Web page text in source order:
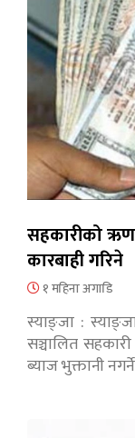
सहकारीको
कारबाही गरिने
१ महिना अगाडि
स्याङ्जा :
सञ्चालित
ब्याज भुक्तानी